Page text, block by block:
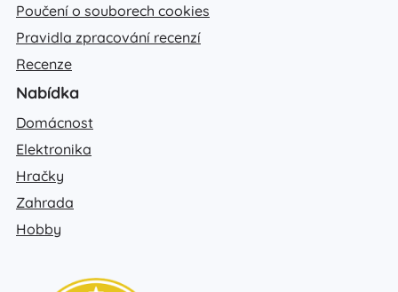
Poučení o souborech cookies
Pravidla zpracování recenzí
Recenze
Nabídka
Domácnost
Elektronika
Hračky
Zahrada
Hobby